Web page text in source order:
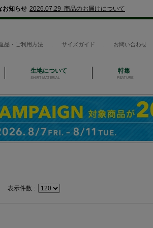
お知らせ 2026.07.29 商品のお届けについて
品・ご利用方法 サイズガイド お問い合わせ
生地について
SHIRT MATERIAL
特集
FEATURE
表示件数 :